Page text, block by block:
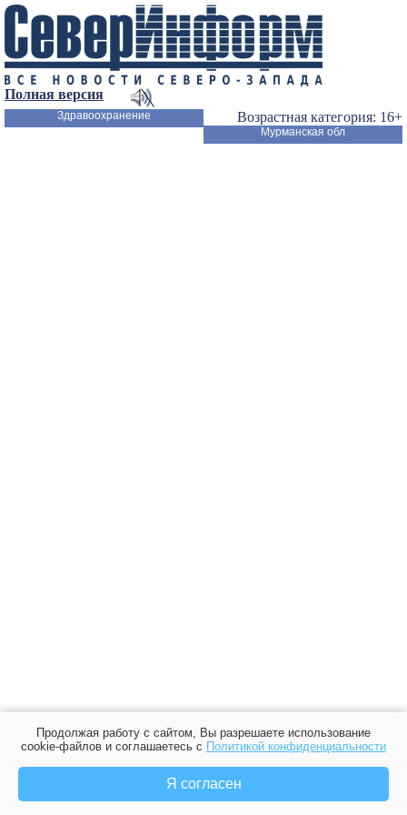
Полная версия
Возрастная категория: 16+
Здравоохранение
Мурманская обл
Продолжая работу с сайтом, Вы разрешаете использование
cookie-файлов и соглашаетесь с Политикой конфиденциальности
Я согласен